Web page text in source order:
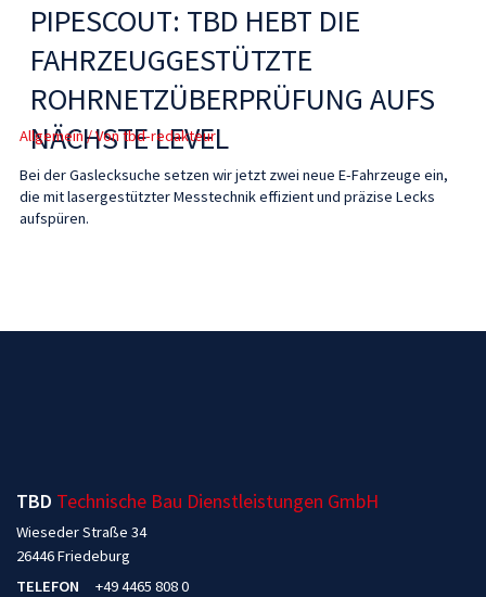
PIPESCOUT: TBD HEBT DIE
FAHRZEUGGESTÜTZTE
ROHRNETZÜBERPRÜFUNG AUFS
NÄCHSTE LEVEL
Allgemein / Vontbd-redakteur
Bei der Gaslecksuche setzen wir jetzt zwei neue E-Fahrzeuge ein,
die mit lasergestützter Messtechnik effizient und präzise Lecks
aufspüren.
TBD Technische Bau Dienstleistungen GmbH
Wieseder Straße 34
26446 Friedeburg
TELEFON
+49 4465 808 0